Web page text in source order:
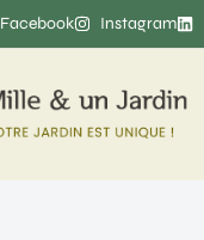
Facebook Instagram